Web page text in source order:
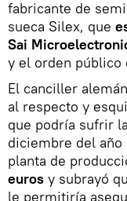
fabricante de
sueca Silex, que
Sai
y el orden público
El canciller
al respecto y
que podría sufrir
diciembre del año
planta de
euros y subrayó
le permitiría